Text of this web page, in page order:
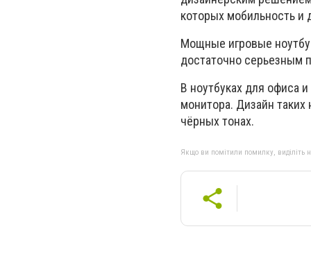
которых мобильность и
Мощные игровые
достаточно серьезным
В ноутбуках для офиса
монитора. Дизайн
чёрных тонах.
Якщо ви помітили помилку, виділіть